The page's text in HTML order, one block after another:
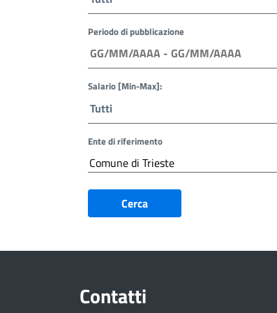
Periodo di pubblicazione
Salario [Min-Max]:
Ente di riferimento
Cerca
Contatti